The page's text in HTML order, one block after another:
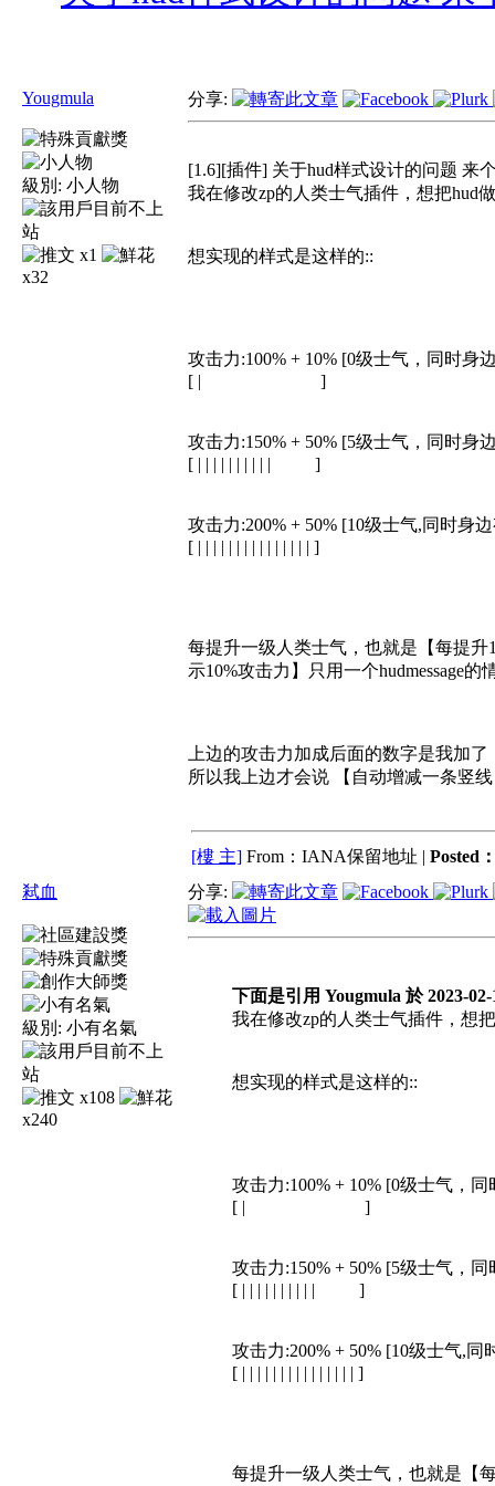
Yougmula
級別: 小人物
x1
x32
分享:
[1.6][插件] 关于hud样式设计的问题 来
我在修改zp的人类士气插件，想把hud
想实现的样式是这样的::
攻击力:100% + 10% [0级士气，同时身
[ | ]
攻击力:150% + 50% [5级士气，同时身
[ | | | | | | | | | | ]
攻击力:200% + 50% [10级士气,同时身
[ | | | | | | | | | | | | | | | ]
每提升一级人类士气，也就是【每提
示10%攻击力】只用一个hudmessage
上边的攻击力加成后面的数字是我加
所以我上边才会说 【自动增减一条竖
[樓 主] From：IANA保留地址 | Posted
弒血
級別: 小有名氣
x108
x240
分享:
下面是引用 Yougmula 於 2023-
我在修改zp的人类士气插件，想
想实现的样式是这样的::
攻击力:100% + 10% [0级士气，
[ | ]
攻击力:150% + 50% [5级士气，
[ | | | | | | | | | | ]
攻击力:200% + 50% [10级士气,
[ | | | | | | | | | | | | | | | ]
每提升一级人类士气，也就是【